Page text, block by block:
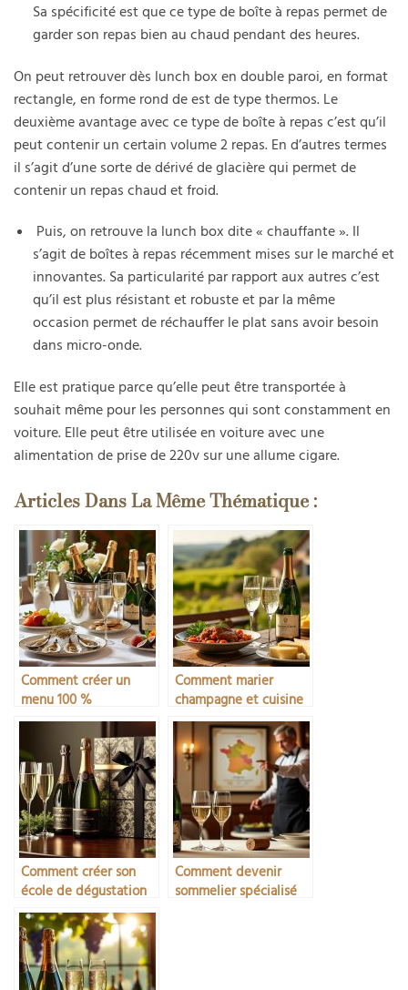
Sa spécificité est que ce type de boîte à repas permet de
garder son repas bien au chaud pendant des heures.
On peut retrouver dès lunch box en double paroi, en format
rectangle, en forme rond de est de type thermos. Le
deuxième avantage avec ce type de boîte à repas c’est qu’il
peut contenir un certain volume 2 repas. En d’autres termes
il s’agit d’une sorte de dérivé de glacière qui permet de
contenir un repas chaud et froid.
Puis, on retrouve la lunch box dite « chauffante ». Il
s’agit de boîtes à repas récemment mises sur le marché et
innovantes. Sa particularité par rapport aux autres c’est
qu’il est plus résistant et robuste et par la même
occasion permet de réchauffer le plat sans avoir besoin
dans micro-onde.
Elle est pratique parce qu’elle peut être transportée à
souhait même pour les personnes qui sont constamment en
voiture. Elle peut être utilisée en voiture avec une
alimentation de prise de 220v sur une allume cigare.
Articles Dans La Même Thématique :
Comment créer un
menu 100 %
champagne
Comment marier
champagne et cuisine
régionale française
Comment créer son
école de dégustation
Comment devenir
sommelier spécialisé